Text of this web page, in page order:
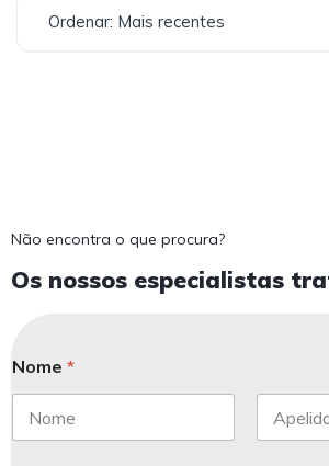
Ordenar: Mais recentes
Não encontra o que procura?
Os nossos especialistas
Nome *